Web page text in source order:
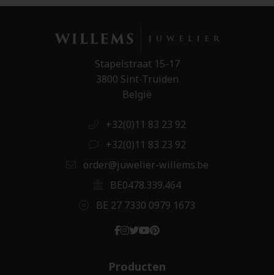
Stapelstraat 15-17
3800 Sint-Truiden
België
+32(0)11 83 23 92
+32(0)11 83 23 92
order@juwelier-willems.be
BE0478.339.464
BE 27 7330 0979 1673
Producten